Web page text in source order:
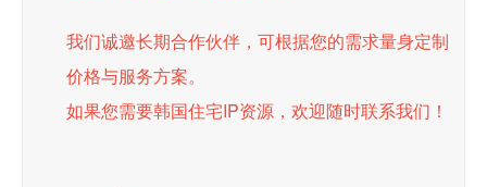
我们诚邀长期合作伙伴，可根据您的需求量身定制
价格与服务方案。
如果您需要韩国住宅IP资源，欢迎随时联系我们！